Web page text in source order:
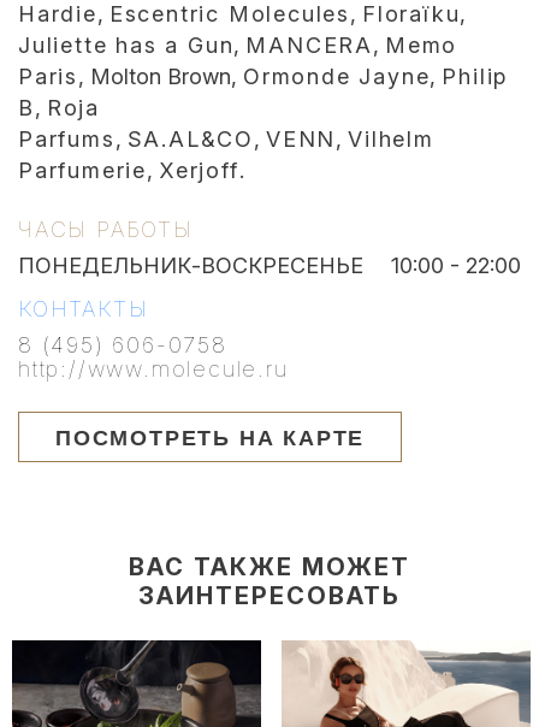
Hardie, Escentric Molecules, Floraïku,
Juliette has a Gun, MANCERA, Memo
Paris, Molton Brown, Ormonde Jayne, Philip
B, Roja
Parfums, SA.AL&CO,VENN,Vilhelm
Parfumerie, Xerjoff.
ЧАСЫ РАБОТЫ
ПОНЕДЕЛЬНИК-ВОСКРЕСЕНЬЕ
10:00 - 22:00
КОНТАКТЫ
8 (495) 606-0758
http://www.molecule.ru
ПОСМОТРЕТЬ НА КАРТЕ
ВАС ТАКЖЕ МОЖЕТ
ЗАИНТЕРЕСОВАТЬ